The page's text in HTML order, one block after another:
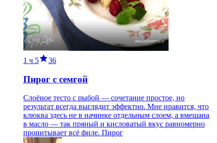
1 ч 5 36
Пирог с семгой
Слоёное тесто с рыбой — сочетание простое, но
результат всегда выглядит эффектно. Мне нравится, что
клюква здесь не в начинке отдельным слоем, а вмешана
в масло — так пряный и кисловатый вкус равномерно
пропитывает всё филе. Пирог